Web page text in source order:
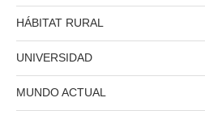
HÁBITAT RURAL
UNIVERSIDAD
MUNDO ACTUAL